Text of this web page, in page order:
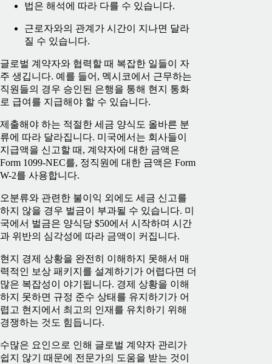
법은 해석에 따라 다를 수 있습니다.
근로자와의 관계가 시간이 지나면 달라
질 수 있습니다.
글로벌 계약자와 협력할 때 복잡한 일들이 자
주 생깁니다. 예를 들어, 멕시코에서 근무하는
직원들의 경우 승인된 은행을 통해 현지 통화
로 급여를 지급해야 할 수 있습니다.
제출해야 하는 적절한 세금 양식도 올바른 분
류에 따라 달라집니다. 미국에서는 회사들이
지급액을 신고할 때, 계약자에 대한 금액은
Form 1099-NEC를, 정직원에 대한 금액은 Form
W-2를 사용합니다.
오분류와 관련한 불이익 외에도 세금 신고를
하지 않을 경우 벌금이 부과될 수 있습니다. 미
국에서 벌금은 양식당 $50에서 시작하며 시간
과 위반의 심각성에 따라 금액이 커집니다.
현지 경제 상황을 완전히 이해하지 못해서 매
력적인 보상 패키지를 설계하기가 어렵다면 더
많은 복잡성이 야기됩니다. 경제 상황을 이해
하지 못하면 규정 준수 상태를 유지하기가 어
렵고 현지에서 최고의 인재를 유치하기 위해
경쟁하는 것도 힘듭니다.
수많은 요인으로 인해 글로벌 계약자 관리가
쉽지 않기 때문에 전문가의 도움을 받는 것이